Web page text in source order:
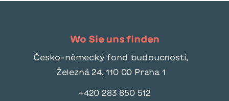
Wo Sie uns finden
Česko-německý fond budoucnosti,
Železná 24, 110 00 Praha 1
+420 283 850 512